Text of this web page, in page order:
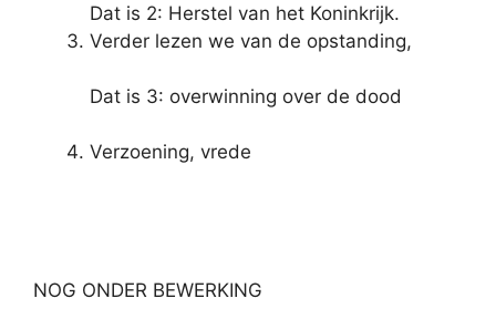
Dat is 2: Herstel van het Koninkrijk.
Verder lezen we van de opstanding,
Dat is 3: overwinning over de dood
Verzoening, vrede
NOG ONDER BEWERKING